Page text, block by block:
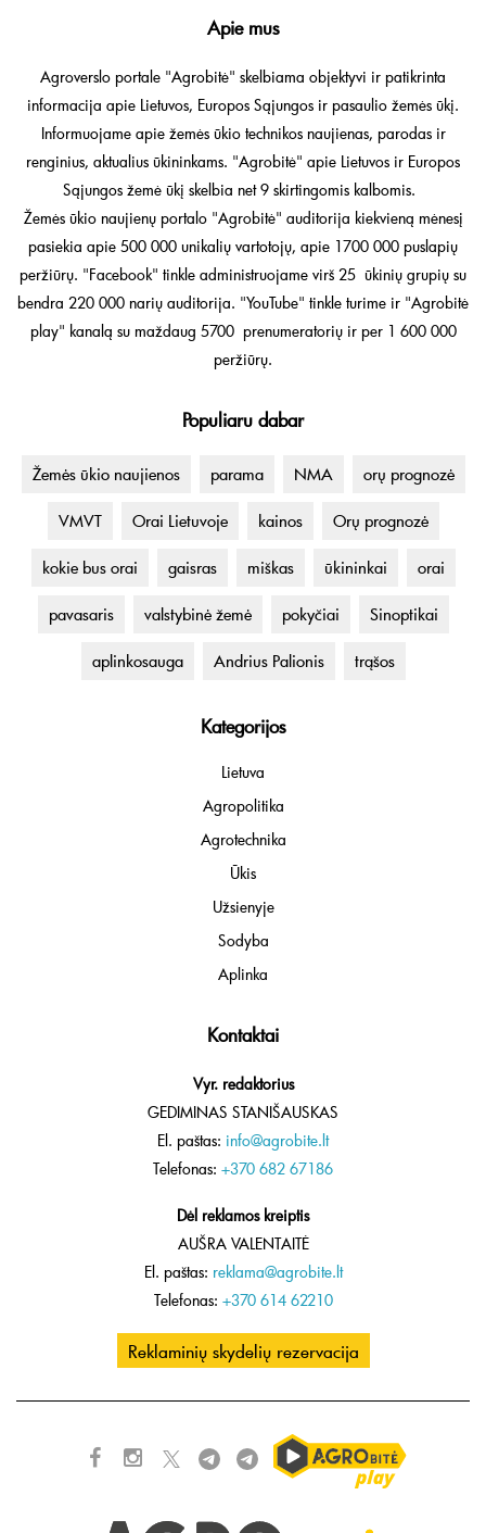
Apie mus
Agroverslo portale "Agrobitė" skelbiama objektyvi ir patikrinta
informacija apie Lietuvos, Europos Sąjungos ir pasaulio žemės ūkį.
Informuojame apie žemės ūkio technikos naujienas, parodas ir
renginius, aktualius ūkininkams. "Agrobitė" apie Lietuvos ir Europos
Sąjungos žemė ūkį skelbia net 9 skirtingomis kalbomis.
Žemės ūkio naujienų portalo "Agrobitė" auditorija kiekvieną mėnesį
pasiekia apie 500 000 unikalių vartotojų, apie 1700 000 puslapių
peržiūrų. "Facebook" tinkle administruojame virš 25 ūkinių grupių su
bendra 220 000 narių auditorija. "YouTube" tinkle turime ir "Agrobitė
play" kanalą su maždaug 5700 prenumeratorių ir per 1 600 000
peržiūrų.
Populiaru dabar
Žemės ūkio naujienos parama NMA orų prognozė
VMVT Orai Lietuvoje kainos Orų prognozė
kokie bus orai gaisras miškas ūkininkai orai
pavasaris valstybinė žemė pokyčiai Sinoptikai
aplinkosauga Andrius Palionis trąšos
Kategorijos
Lietuva
Agropolitika
Agrotechnika
Ūkis
Užsienyje
Sodyba
Aplinka
Kontaktai
Vyr. redaktorius
GEDIMINAS STANIŠAUSKAS
El. paštas: info@agrobite.lt
Telefonas: +370 682 67186
Dėl reklamos kreiptis
AUŠRA VALENTAITĖ
El. paštas: reklama@agrobite.lt
Telefonas: +370 614 62210
Reklaminių skydelių rezervacija